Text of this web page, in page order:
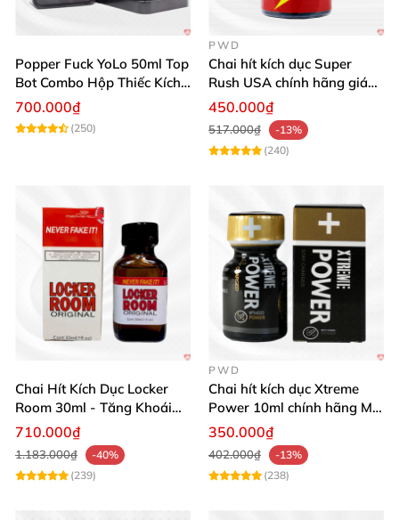
Popper Fuck YoLo 50ml Top
Bot Combo Hộp Thiếc Kích
Thích Mua
700.000₫
(250)
PWD
Chai hít kích dục Super
Rush USA chính hãng giá
tốt
450.000₫
517.000₫
-13%
(240)
Chai Hít Kích Dục Locker
Room 30ml - Tăng Khoái
Cảm Đỉnh Cao
710.000₫
1.183.000₫
-40%
(239)
PWD
Chai hít kích dục Xtreme
Power 10ml chính hãng Mỹ
USA PWD
350.000₫
402.000₫
-13%
(238)